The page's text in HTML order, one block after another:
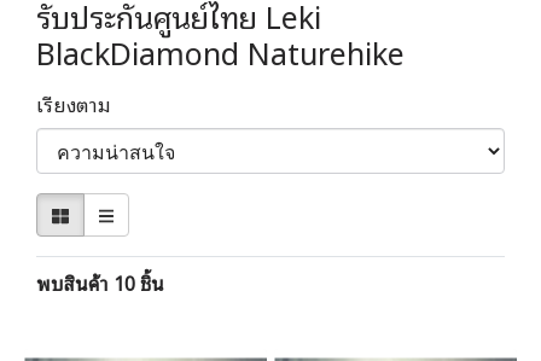
รับประกันศูนย์ไทย Leki
BlackDiamond Naturehike
เรียงตาม
พบสินค้า 10 ชิ้น